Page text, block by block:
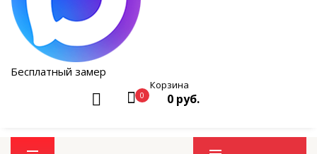
Бесплатный замер
0
Корзина
0 руб.